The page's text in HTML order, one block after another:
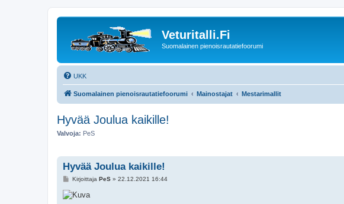
Veturitalli.Fi
Suomalainen pienoisrautatiefoorumi
UKK
Suomalainen pienoisrautatiefoorumi Mainostajat Mestarimallit
Hyvää Joulua kaikille!
Valvoja: PeS
Hyvää Joulua kaikille!
V
e
s
Kirjoittaja PeS» 22.12.2021 16:44